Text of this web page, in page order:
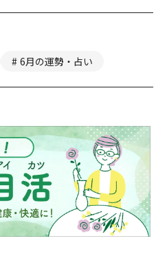
6月の運勢・占い